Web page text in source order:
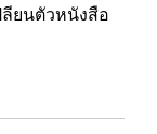
ยนตัวหนังสือ